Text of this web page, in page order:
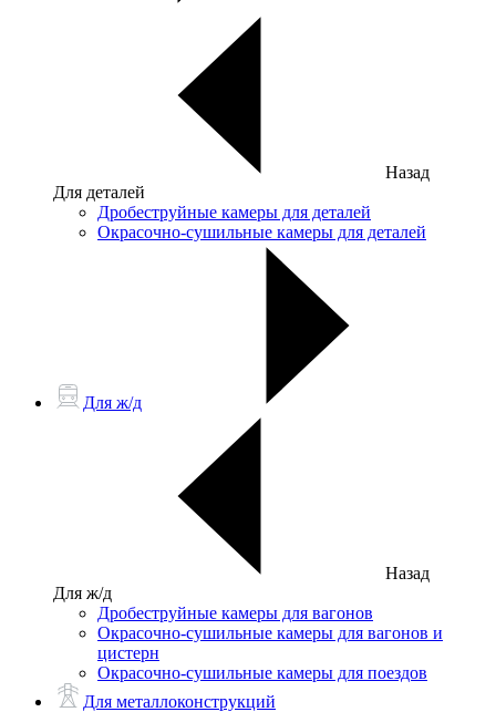
Назад
Для деталей
Дробеструйные камеры для деталей
Окрасочно-сушильные камеры для деталей
Для ж/д
Назад
Для ж/д
Дробеструйные камеры для вагонов
Окрасочно-сушильные камеры для вагонов и
цистерн
Окрасочно-сушильные камеры для поездов
Для металлоконструкций